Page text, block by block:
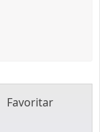
Favoritar